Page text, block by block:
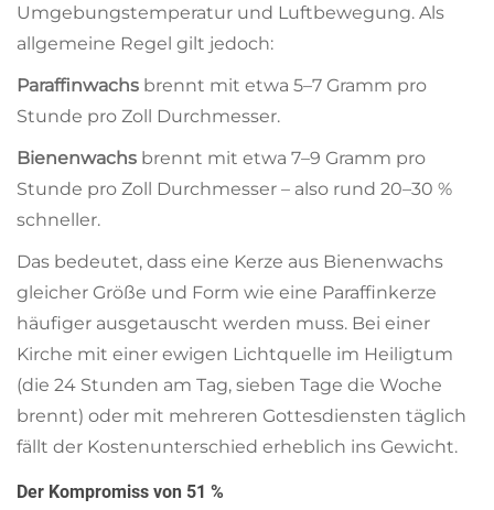
Umgebungstemperatur und Luftbewegung. Als
allgemeine Regel gilt jedoch:
Paraffinwachs brennt mit etwa 5–7 Gramm pro
Stunde pro Zoll Durchmesser.
Bienenwachs brennt mit etwa 7–9 Gramm pro
Stunde pro Zoll Durchmesser – also rund 20–30 %
schneller.
Das bedeutet, dass eine Kerze aus Bienenwachs
gleicher Größe und Form wie eine Paraffinkerze
häufiger ausgetauscht werden muss. Bei einer
Kirche mit einer ewigen Lichtquelle im Heiligtum
(die 24 Stunden am Tag, sieben Tage die Woche
brennt) oder mit mehreren Gottesdiensten täglich
fällt der Kostenunterschied erheblich ins Gewicht.
Der Kompromiss von 51 %